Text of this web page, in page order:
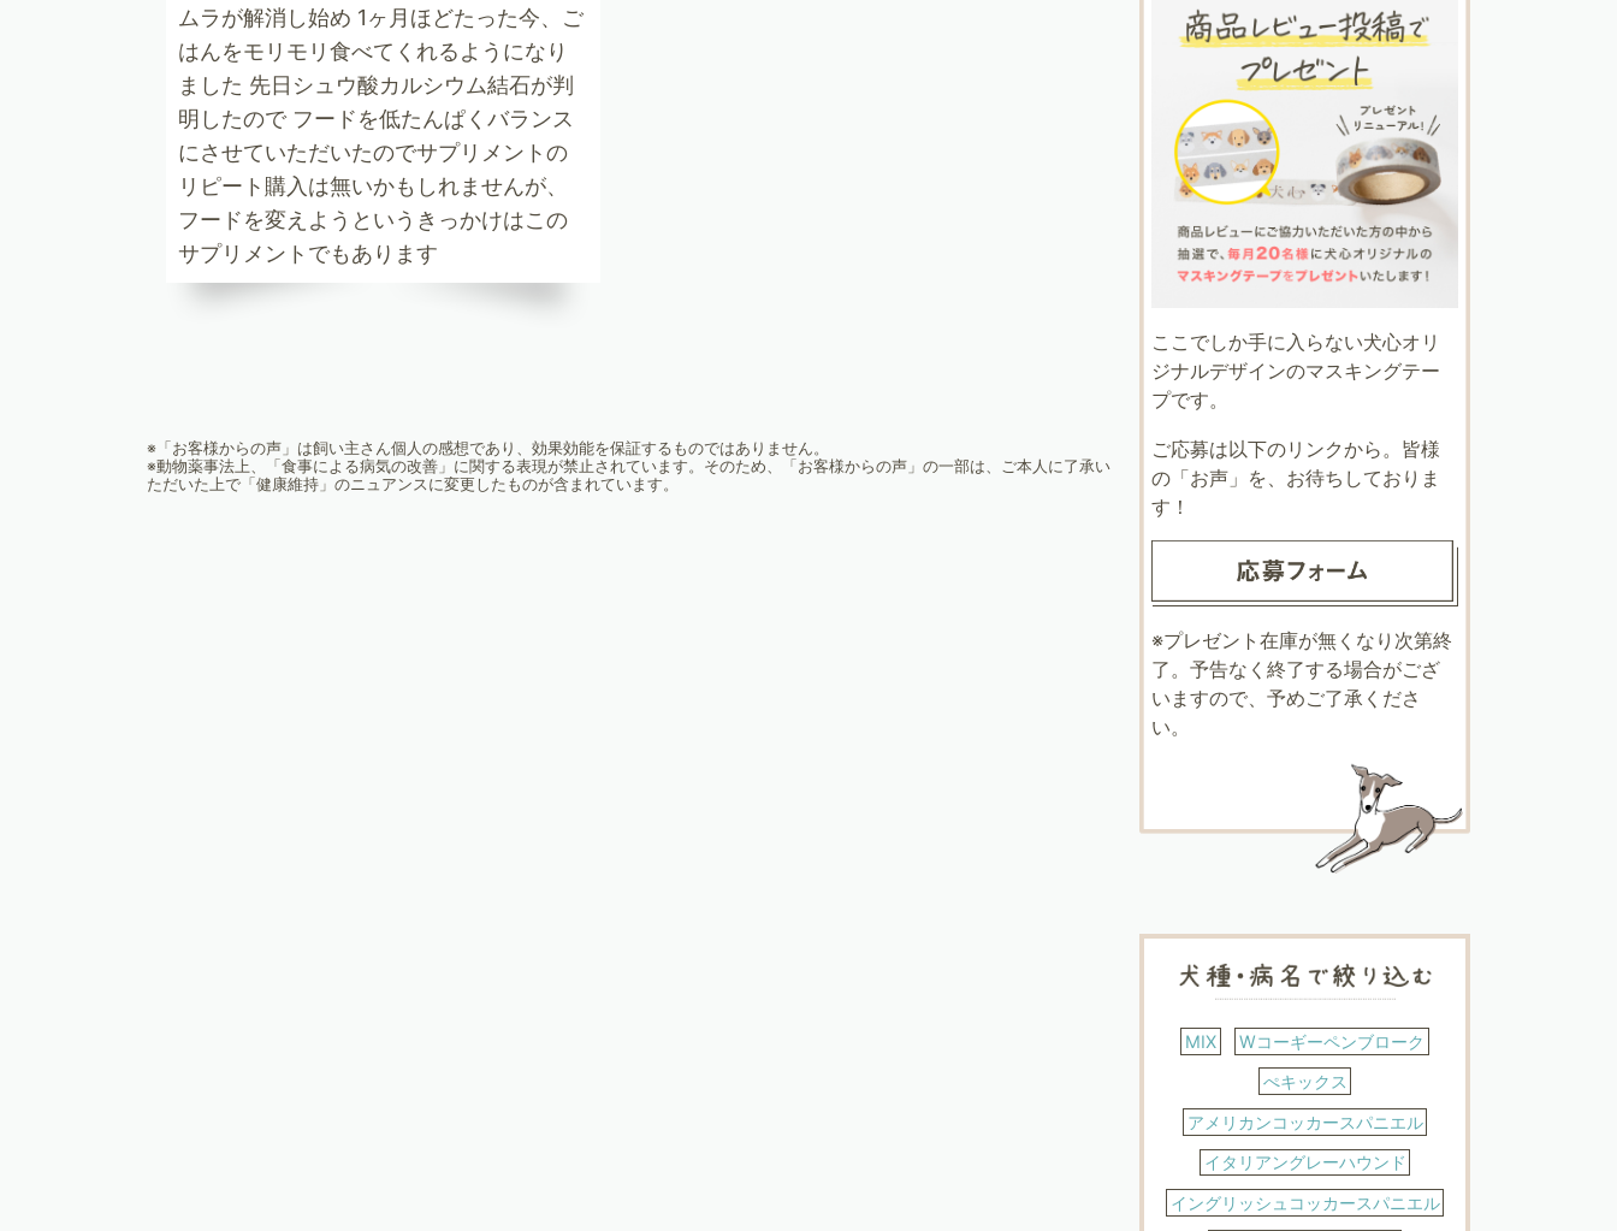
ムラが解消し始め 1ヶ月ほどたった今、ご
はんをモリモリ食べてくれるようになり
ました 先日シュウ酸カルシウム結石が判
明したので フードを低たんぱくバランス
にさせていただいたのでサプリメントの
リピート購入は無いかもしれませんが、
フードを変えようというきっかけはこの
サプリメントでもあります
※「お客様からの声」は飼い主さん個人の感想であり、効果効能を保証するものではありません。
※動物薬事法上、「食事による病気の改善」に関する表現が禁止されています。そのため、「お客様からの声」の一部は、ご本人に了承い
ただいた上で「健康維持」のニュアンスに変更したものが含まれています。
ここでしか手に入らない犬心オリ
ジナルデザインのマスキングテー
プです。
ご応募は以下のリンクから。皆様
の「お声」を、お待ちしておりま
す！
※プレゼント在庫が無くなり次第終
了。予告なく終了する場合がござ
いますので、予めご了承くださ
い。
MIX
Wコーギーペンブローク
ぺキックス
アメリカンコッカースパニエル
イタリアングレーハウンド
イングリッシュコッカースパニエル